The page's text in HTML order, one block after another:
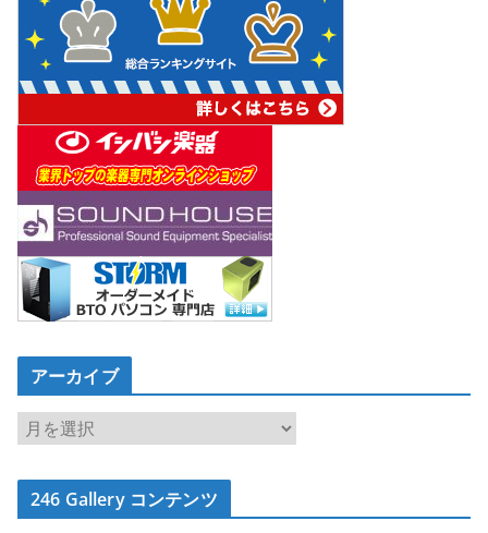
アーカイブ
ア
ー
カ
イ246 Gallery コンテンツ